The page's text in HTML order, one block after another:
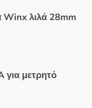
Winx λιλά 28mm
μετρητό